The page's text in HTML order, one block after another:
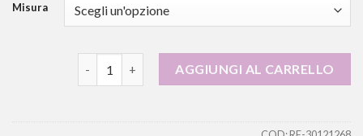
Misura
piumini donna canadian quantità
AGGIUNGI AL CARRELLO